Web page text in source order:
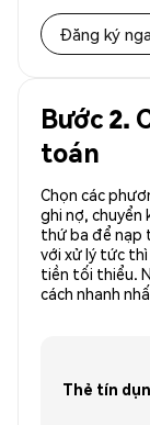
Đăng ký
Bước 2.
toán
Chọn các
ghi nợ, chuyển
thứ ba để nạp
với xử lý tức
tiền tối thiểu.
cách nhanh
Thẻ tín